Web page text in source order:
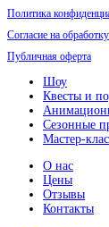
Политика
Согласие на
Публичная оферта
Шоу
Квесты и
Сезонные
Мастер-
О нас
Цены
Отзывы
Контакты